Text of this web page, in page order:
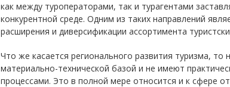
как между туроператорами, так и турагентами
конкурентной среде. Одним из таких направлений
расширения и диверсификации ассортимента
Что же касается регионального развития туризма,
материально-технической базой и не имеют
процессами. Это в полной мере относится и к сфере